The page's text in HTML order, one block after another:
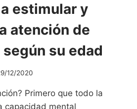
estimular y
atención de
su edad
12/2020
Primero que todo la
capacidad mental